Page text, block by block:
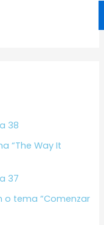
38
“The Way It
37
o tema “Comenzar